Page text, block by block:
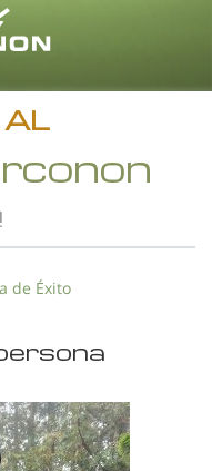
las Regiones/Idiomas
de Éxito